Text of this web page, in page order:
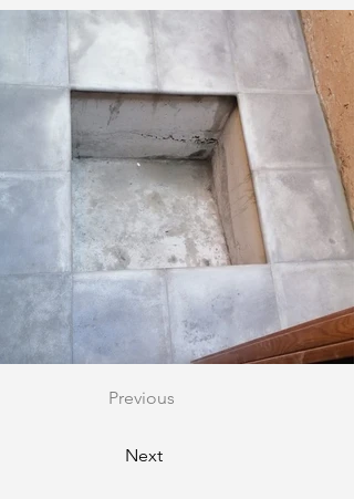
Previous
Next